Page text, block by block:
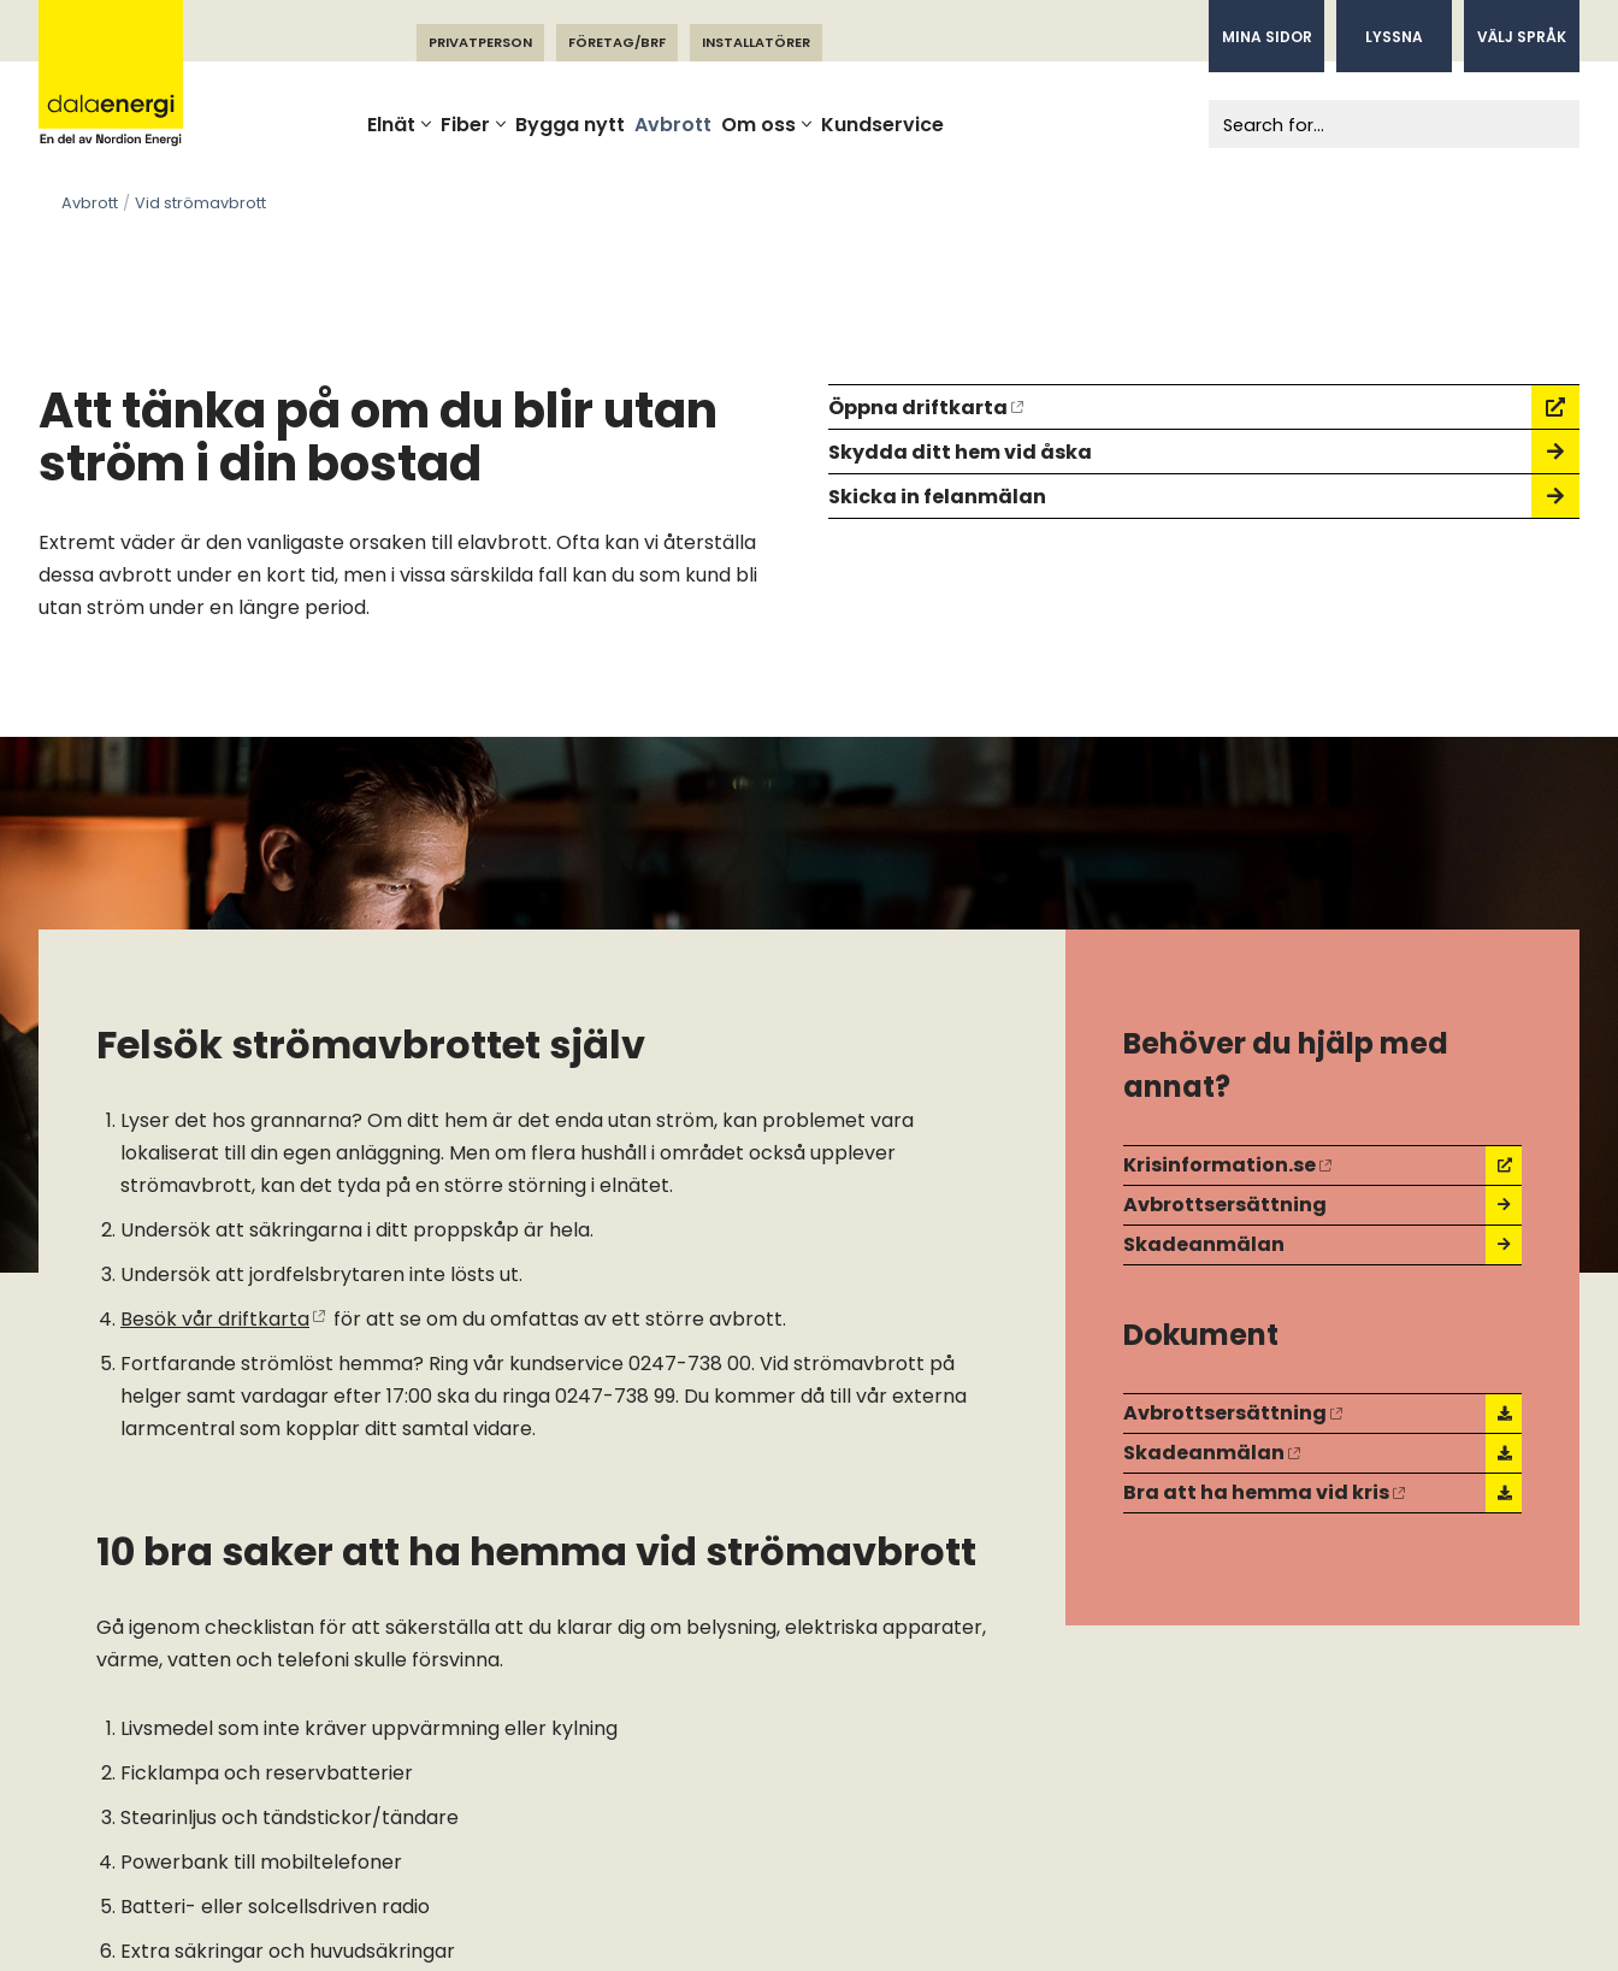
Skip
content
MINA SIDOR LYSSNA VÄLJ SPRÅK
PRIVATPERSON FÖRETAG/BRF INSTALLATÖRER
Elnät Fiber Bygga nytt Avbrott Om oss Kundservice
Avbrott Vid strömavbrott
Att tänka på om du blir utan
ström i din bostad
Extremt väder är den vanligaste orsaken till elavbrott. Ofta kan vi återställa
dessa avbrott under en kort tid, men i vissa särskilda fall kan du som kund bli
utan ström under en längre period.
Öppna driftkarta
Skydda ditt hem vid åska
Skicka in felanmälan
Felsök strömavbrottet själv
Lyser det hos grannarna? Om ditt hem är det enda utan ström, kan problemet vara
lokaliserat till din egen anläggning. Men om flera hushåll i området också upplever
strömavbrott, kan det tyda på en större störning i elnätet.
Undersök att säkringarna i ditt proppskåp är hela.
Undersök att jordfelsbrytaren inte lösts ut.
Besök vår driftkarta
för att se om du omfattas av ett större avbrott.
Fortfarande strömlöst hemma? Ring vår kundservice 0247-738 00. Vid strömavbrott på
helger samt vardagar efter 17:00 ska du ringa 0247-738 99. Du kommer då till vår externa
larmcentral som kopplar ditt samtal vidare.
10 bra saker att ha hemma vid strömavbrott
Gå igenom checklistan för att säkerställa att du klarar dig om belysning, elektriska apparater,
värme, vatten och telefoni skulle försvinna.
Livsmedel som inte kräver uppvärmning eller kylning
Ficklampa och reservbatterier
Stearinljus och tändstickor/tändare
Powerbank till mobiltelefoner
Batteri- eller solcellsdriven radio
Extra säkringar och huvudsäkringar
Behöver du hjälp med
annat?
Krisinformation.se
Avbrottsersättning
Skadeanmälan
Dokument
Avbrottsersättning
Skadeanmälan
Bra att ha hemma vid kris